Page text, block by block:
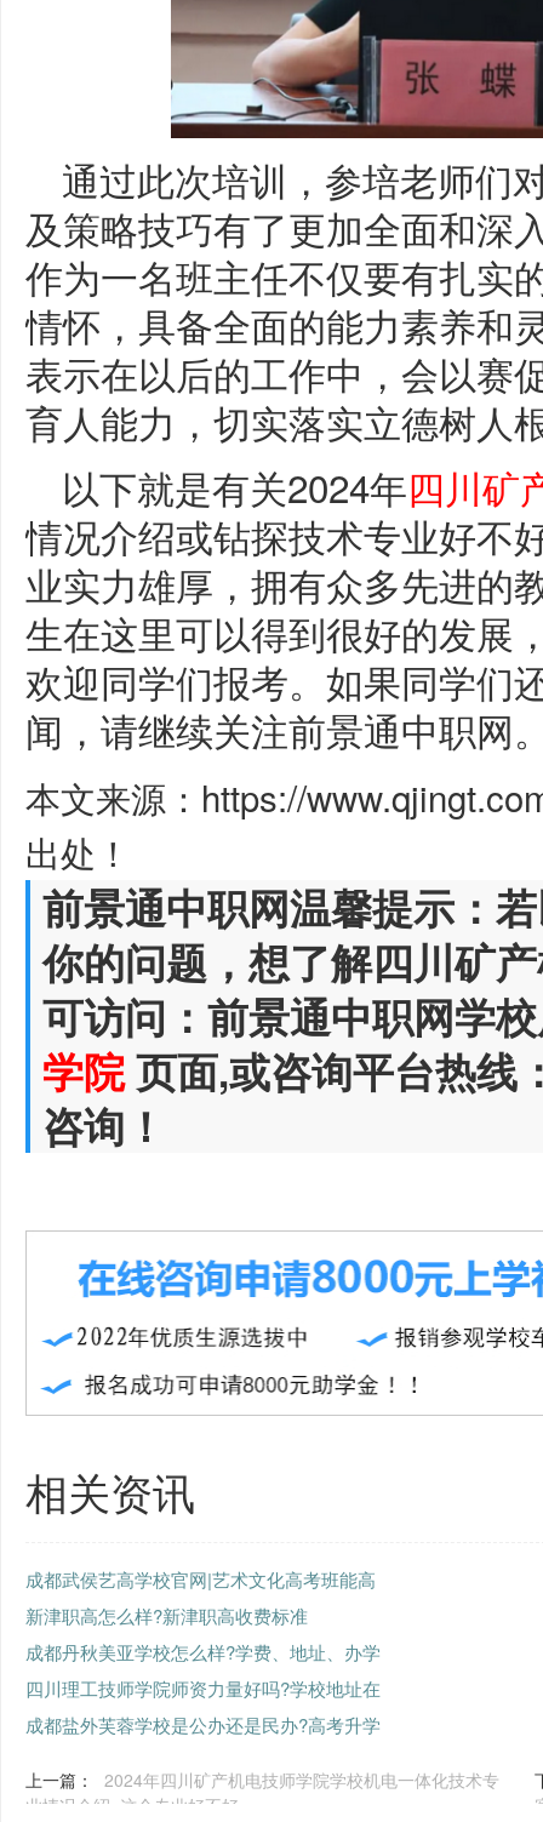
通过此次培训，参培老师们
及策略技巧有了更加全面和深
作为一名班主任不仅要有扎实
情怀，具备全面的能力素养和
表示在以后的工作中，会以赛
育人能力，切实落实立德树人
以下就是有关2024年四川矿
情况介绍或钻探技术专业好不
业实力雄厚，拥有众多先进的
生在这里可以得到很好的发展
欢迎同学们报考。如果同学们
闻，请继续关注前景通中职网
本文来源：https://
出处！
前景通中职网温馨提示：
你的问题，想了解四川矿
可访问：前景通中职网学
学院页面,或咨询平台热线
咨询！
相关资讯
成都武侯艺高学校官网|艺术文化高考班能高
新津职高怎么样?新津职高收费标准
成都丹秋美亚学校怎么样?学费、地址、办学
四川理工技师学院师资力量好吗?学校地址在
成都盐外芙蓉学校是公办还是民办?高考升学
上一篇：
2024年四川矿产机电技师学院学校机电一体化技术专
业情况介绍_这个专业好不好